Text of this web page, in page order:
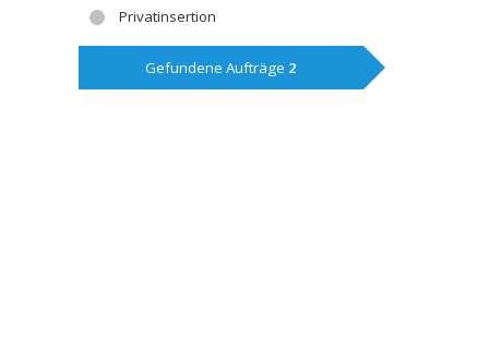
Privatinsertion
Gefundene Aufträge 2